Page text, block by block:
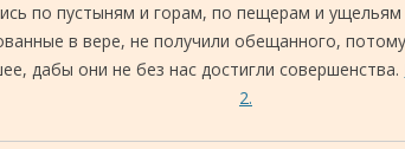
по пустыням и горам, по пещерам и ущельям
в вере, не получили обещанного,
дабы они не без нас достигли совершенства.
2.